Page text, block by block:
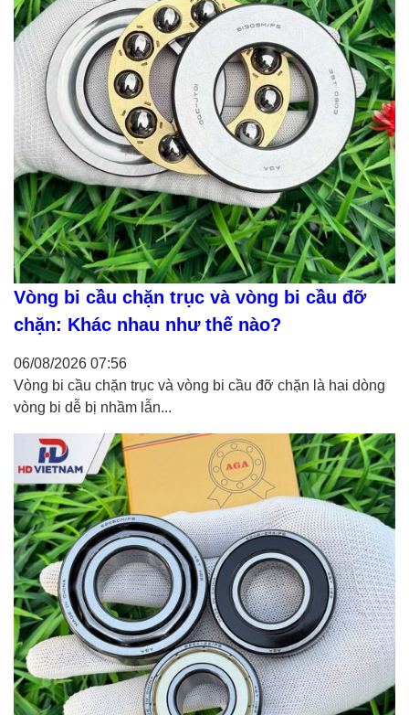
Vòng bi cầu chặn trục và vòng bi cầu đỡ
chặn: Khác nhau như thế nào?
06/08/2026 07:56
Vòng bi cầu chặn trục và vòng bi cầu đỡ chặn là hai dòng
vòng bi dễ bị nhầm lẫn...